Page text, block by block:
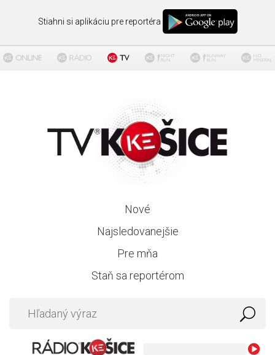
Stiahni si aplikáciu pre reportéra
Nové
Najsledovanejšie
Pre mňa
Staň sa reportérom